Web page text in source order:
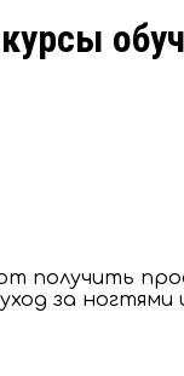
получить
за ногтями